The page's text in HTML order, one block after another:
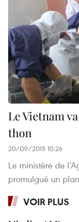
Le Vietnam
thon
20/09/2015 10:26
Le ministère de
promulgué un
VOIR PLUS